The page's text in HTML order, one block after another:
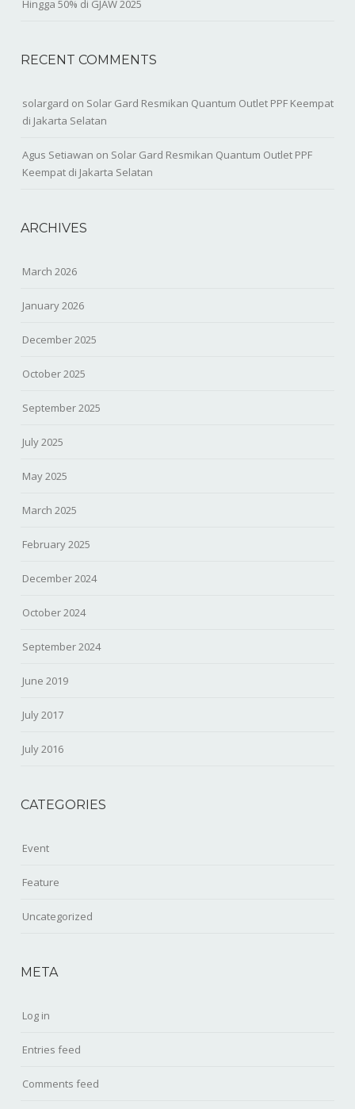
Hingga 50% di GJAW 2025
RECENT COMMENTS
solargard on Solar Gard Resmikan Quantum Outlet PPF Keempat
di Jakarta Selatan
Agus Setiawan on Solar Gard Resmikan Quantum Outlet PPF
Keempat di Jakarta Selatan
ARCHIVES
March 2026
January 2026
December 2025
October 2025
September 2025
July 2025
May 2025
March 2025
February 2025
December 2024
October 2024
September 2024
June 2019
July 2017
July 2016
CATEGORIES
Event
Feature
Uncategorized
META
Log in
Entries feed
Comments feed